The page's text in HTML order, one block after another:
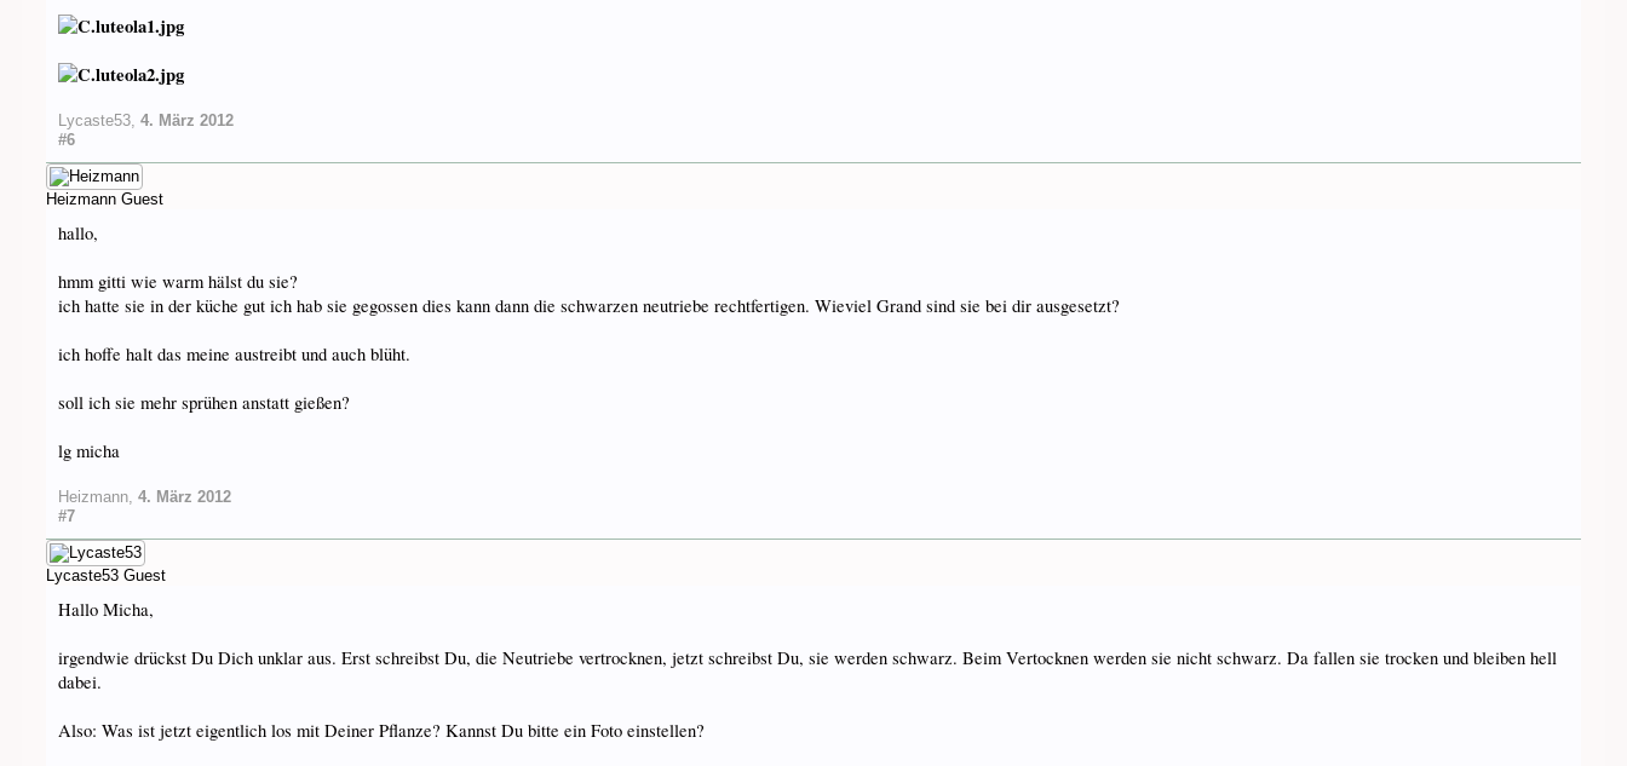
Lycaste53, 4. März 2012
#6
Heizmann Guest
hallo,
hmm gitti wie warm hälst du sie?
ich hatte sie in der küche gut ich hab sie gegossen dies kann dann die schwarzen neutriebe rechtfertigen. Wieviel Grand sind sie bei dir ausgesetzt?
ich hoffe halt das meine austreibt und auch blüht.
soll ich sie mehr sprühen anstatt gießen?
lg micha
Heizmann, 4. März 2012
#7
Lycaste53 Guest
Hallo Micha,
irgendwie drückst Du Dich unklar aus. Erst schreibst Du, die Neutriebe vertrocknen, jetzt schreibst Du, sie werden schwarz. Beim Vertocknen werden sie nicht schwarz. Da fallen sie trocken und bleiben hell
dabei.
Also: Was ist jetzt eigentlich los mit Deiner Pflanze? Kannst Du bitte ein Foto einstellen?